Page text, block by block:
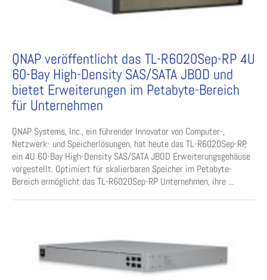
QNAP veröffentlicht das TL-R6020Sep-RP 4U
60-Bay High-Density SAS/SATA JBOD und
bietet Erweiterungen im Petabyte-Bereich
für Unternehmen
QNAP Systems, Inc., ein führender Innovator von Computer-,
Netzwerk- und Speicherlösungen, hat heute das TL-R6020Sep-RP,
ein 4U 60-Bay High-Density SAS/SATA JBOD Erweiterungsgehäuse
vorgestellt. Optimiert für skalierbaren Speicher im Petabyte-
Bereich ermöglicht das TL-R6020Sep-RP Unternehmen, ihre ...